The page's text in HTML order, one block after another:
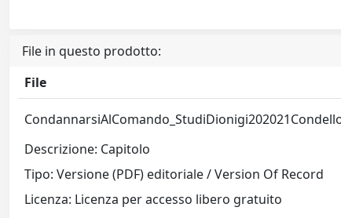
File in questo prodotto:
File
Descrizione: Capitolo
Tipo: Versione (PDF) editoriale / Version Of Record
Licenza: Licenza per accesso libero gratuito